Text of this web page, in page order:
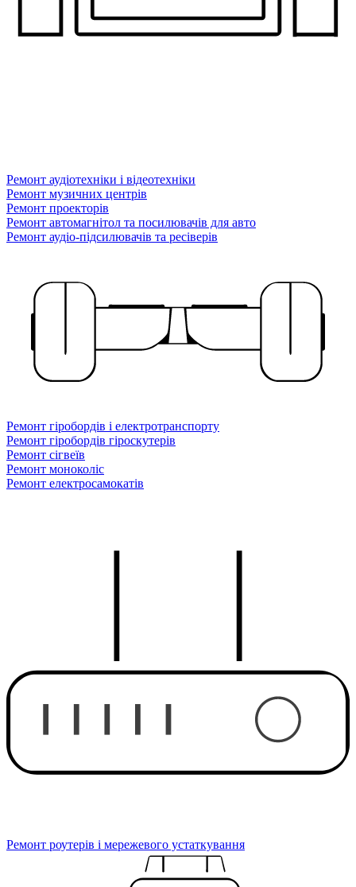
Ремонт аудіотехніки і відеотехніки
Ремонт музичних центрів
Ремонт проекторів
Ремонт автомагнітол та посилювачів для авто
Ремонт аудіо-підсилювачів та ресіверів
Ремонт гіробордів і електротранспорту
Ремонт гіробордів гіроскутерів
Ремонт сігвеїв
Ремонт моноколіс
Ремонт електросамокатів
Ремонт роутерів і мережевого устаткування